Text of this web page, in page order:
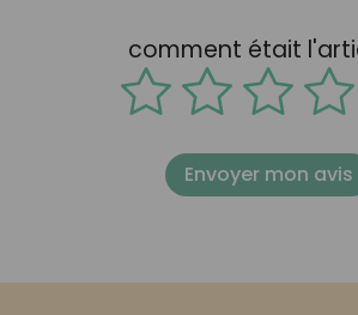
comment était
Envoyer mon avis